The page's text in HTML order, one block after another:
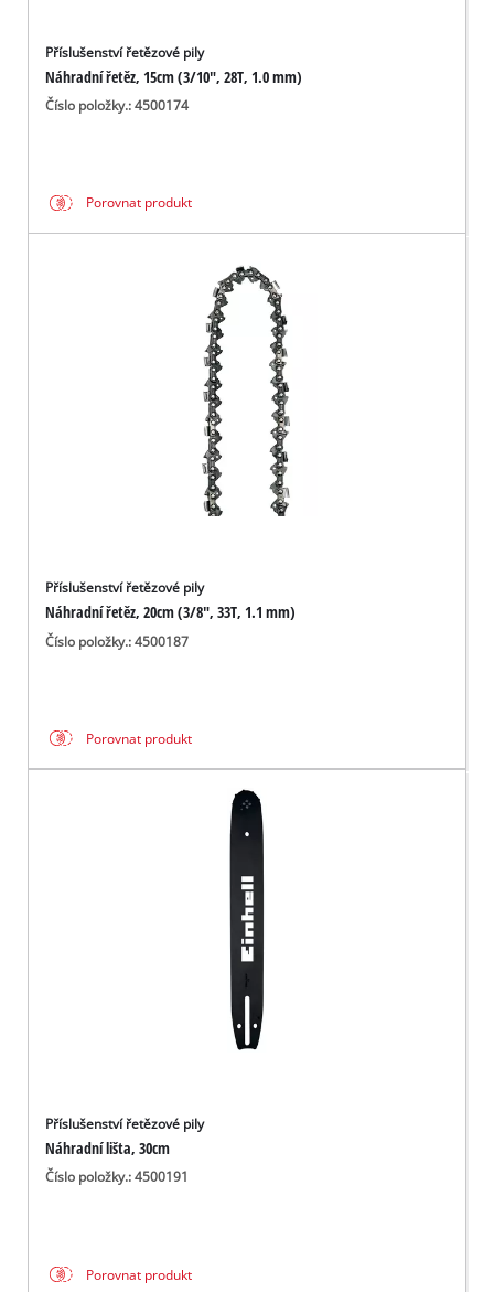
Příslušenství řetězové pily
Náhradní řetěz, 15cm (3/10", 28T, 1.0 mm)
Číslo položky.: 4500174
Porovnat produkt
Příslušenství řetězové pily
Náhradní řetěz, 20cm (3/8", 33T, 1.1 mm)
Číslo položky.: 4500187
Porovnat produkt
Příslušenství řetězové pily
Náhradní lišta, 30cm
Číslo položky.: 4500191
Porovnat produkt